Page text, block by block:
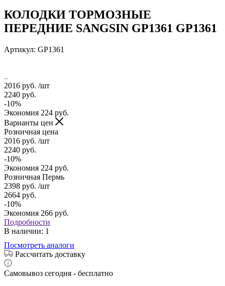
КОЛОДКИ ТОРМОЗНЫЕ
ПЕРЕДНИЕ SANGSIN GP1361 GP1361
Артикул: GP1361
2016 руб. /шт
2240 руб.
-10%
Экономия 224 руб.
Варианты цен
Розничная цена
2016 руб. /шт
2240 руб.
-10%
Экономия 224 руб.
Розничная Пермь
2398 руб. /шт
2664 руб.
-10%
Экономия 266 руб.
Подробности
В наличии: 1
Посмотреть аналоги
Рассчитать доставку
Самовывоз сегодня - бесплатно